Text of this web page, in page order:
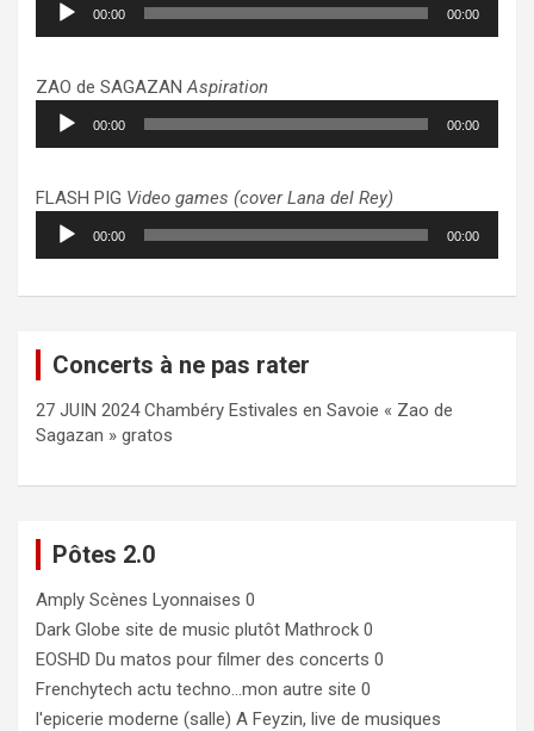
audio
00:00 00:00
ZAO de SAGAZANAspiration
Lecteur
audio
00:00 00:00
FLASH PIG Video games (cover Lana del Rey)
Lecteur
audio
00:00 00:00
Concerts à ne pas rater
27 JUIN 2024 Chambéry Estivales en Savoie « Zao de
Sagazan » gratos
Pôtes 2.0
Amply Scènes Lyonnaises 0
Dark Globe site de music plutôt Mathrock 0
EOSHD Du matos pour filmer des concerts 0
Frenchytech actu techno…mon autre site 0
l'epicerie moderne (salle) A Feyzin, live de musiques